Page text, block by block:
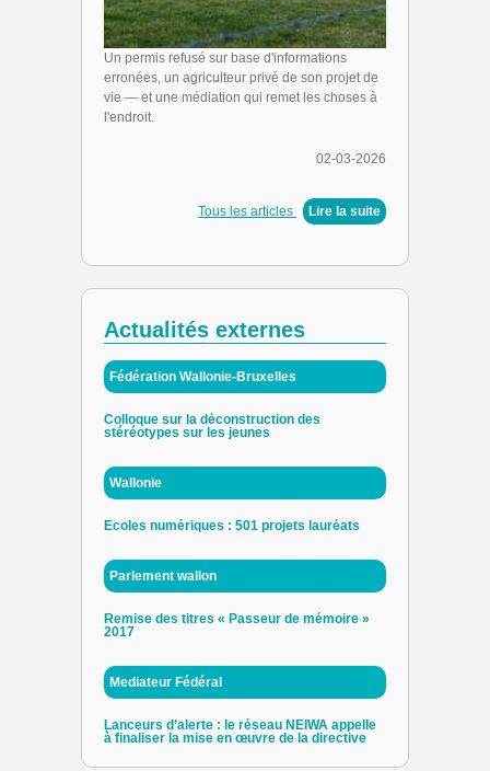
Un permis refusé sur base d'informations
erronées, un agriculteur privé de son projet de
vie — et une médiation qui remet les choses à
l'endroit.
02-03-2026
Tous les articles Lire la suite
Actualités externes
Fédération Wallonie-Bruxelles
Colloque sur la déconstruction des
stéréotypes sur les jeunes
Wallonie
Ecoles numériques : 501 projets lauréats
Parlement wallon
Remise des titres « Passeur de mémoire »
2017
Mediateur Fédéral
Lanceurs d’alerte : le réseau NEIWA appelle
à finaliser la mise en œuvre de la directive